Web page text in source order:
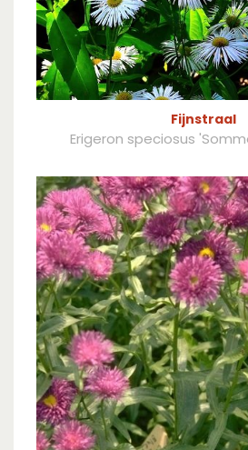
Fijnstraal
Erigeron speciosus